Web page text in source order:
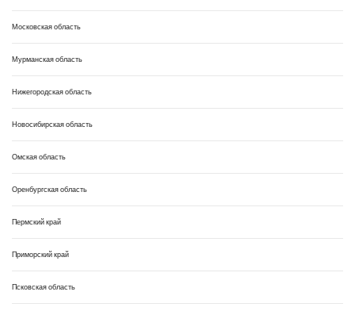
Московская область
Мурманская область
Нижегородская область
Новосибирская область
Омская область
Оренбургская область
Пермский край
Приморский край
Псковская область